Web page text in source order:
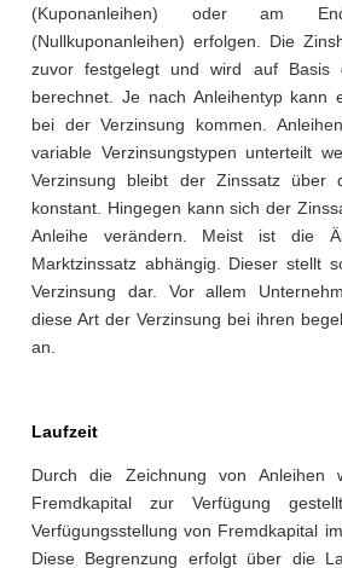
(Kuponanleihen) oder am
(Nullkuponanleihen) erfolgen. Die
zuvor festgelegt und wird auf Basis
berechnet. Je nach Anleihentyp kann
bei der Verzinsung kommen.
variable Verzinsungstypen unterteilt
Verzinsung bleibt der Zinssatz über
konstant. Hingegen kann sich der
Anleihe verändern. Meist ist die
Marktzinssatz abhängig. Dieser stellt
Verzinsung dar. Vor allem
diese Art der Verzinsung bei ihren
an.
Laufzeit
Durch die Zeichnung von Anleihen
Fremdkapital zur Verfügung
Verfügungsstellung von Fremdkapital
Diese Begrenzung erfolgt über die